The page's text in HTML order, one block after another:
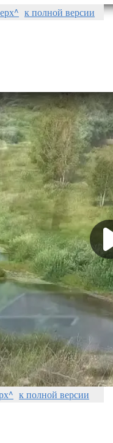
к полной версии
к полной версии